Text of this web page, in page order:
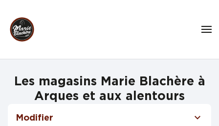
Les magasins Marie Blachère à
Arques et aux alentours
Modifier